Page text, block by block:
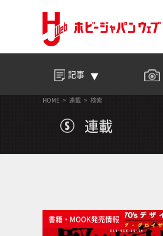
記事
HOME 連載 検索
連載
書籍・MOOK発売情報